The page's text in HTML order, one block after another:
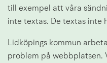
till exempel att våra
inte textas. De textas inte
Lidköpings kommun
problem på webbplatsen.